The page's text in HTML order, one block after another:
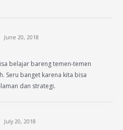
June 20, 2018
belajar bareng temen-temen
Seru banget karena kita bisa
dan strategi.
July 20, 2018